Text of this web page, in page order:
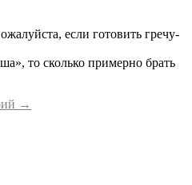
если готовить гречу-
то сколько примерно брать
→